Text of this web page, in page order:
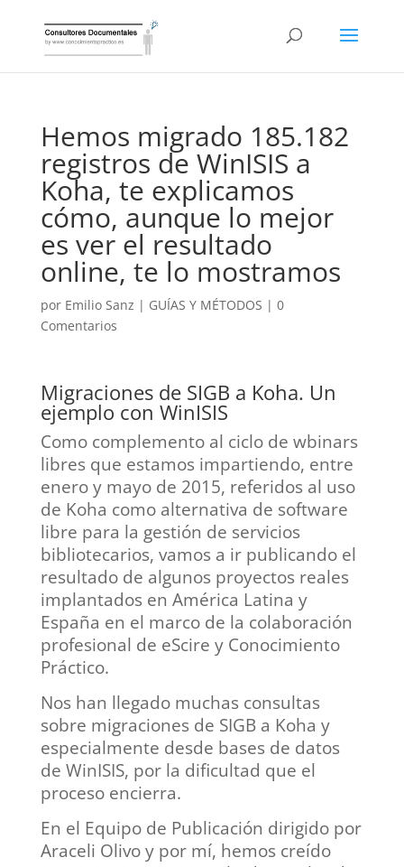
Hemos migrado 185.182
registros de WinISIS a
Koha, te explicamos
cómo, aunque lo mejor
es ver el resultado
online, te lo mostramos
por Emilio Sanz | GUÍAS Y MÉTODOS | 0
Comentarios
Migraciones de SIGB a Koha. Un
ejemplo con WinISIS
Como complemento al ciclo de wbinars
libres que estamos impartiendo, entre
enero y mayo de 2015, referidos al uso
de Koha como alternativa de software
libre para la gestión de servicios
bibliotecarios, vamos a ir publicando el
resultado de algunos proyectos reales
implantados en América Latina y
España en el marco de la colaboración
profesional de eScire y Conocimiento
Práctico.
Nos han llegado muchas consultas
sobre migraciones de SIGB a Koha y
especialmente desde bases de datos
de WinISIS, por la dificultad que el
proceso encierra.
En el Equipo de Publicación dirigido por
Araceli Olivo y por mí, hemos creído